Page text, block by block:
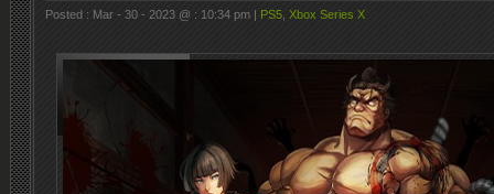
Posted : Mar - 30 - 2023 @ : 10:34 pm | PS5 Xbox Series X